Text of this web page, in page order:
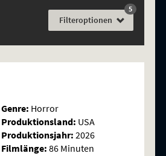
Filteroptionen
5 Filme
Genre: Horror
Produktionsland: USA
Produktionsjahr: 2026
Filmlänge: 86 Minuten